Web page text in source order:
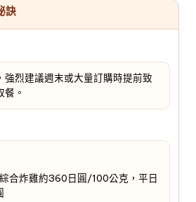
訣
強烈建議週末或大量訂購時提前致
。
合炸雞約360日圓/100公克，平日